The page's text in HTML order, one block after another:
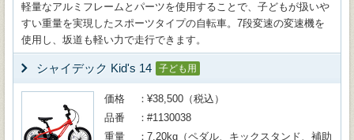
軽量なアルミフレームとパーツを使用することで、子どもが扱いや
すい重量を実現したスポーツタイプの自転車。7段変速の変速機を
使用し、坂道も軽い力で走行できます。
シャイデック Kid's 14 子ども用
価格
¥38,500（税込）
品番
#1130038
重量
7.20kg（ペダル、キックスタンド、補助